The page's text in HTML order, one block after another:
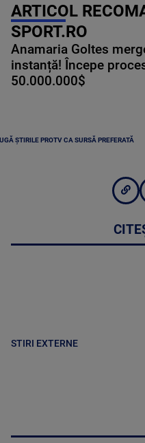
ARTICOL
SPORT.RO
Anamaria Goltes
instanță! Începe
50.000.000$
ȘTIRILE PROTV CA SURSĂ PREFERATĂ
STIRI EXTERNE